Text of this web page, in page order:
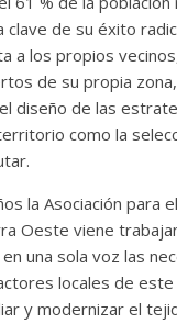
clave de su éxito
a los propios
de su propia
diseño de las
como la
la Asociación para
Oeste viene
una sola voz las
locales de
y modernizar el